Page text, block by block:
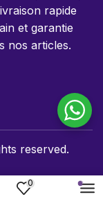
rapide
et garantie
nos articles.
reserved.
0